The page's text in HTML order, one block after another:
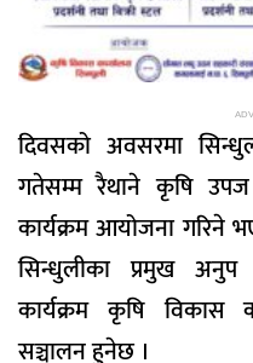
दिवसको अवसरमा
गतेसम्म रैथाने कृषि उपज
कार्यक्रम आयोजना गरिने
सिन्धुलीका प्रमुख अनुप
कार्यक्रम कृषि विकास
सञ्चालन हुनेछ ।